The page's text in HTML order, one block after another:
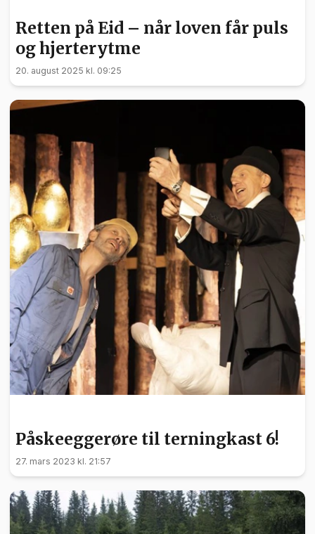
Retten på Eid – når loven får puls
og hjerterytme
20. august 2025 kl. 09:25
Påskeeggerøre til terningkast 6!
27. mars 2023 kl. 21:57